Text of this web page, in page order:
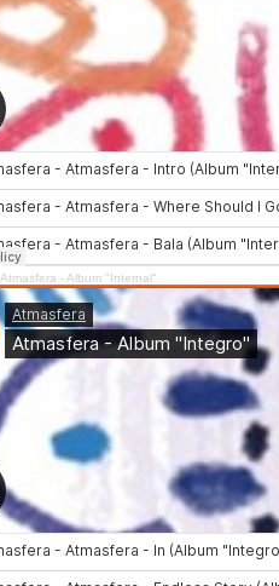
Atmasfera - Album "Internal"